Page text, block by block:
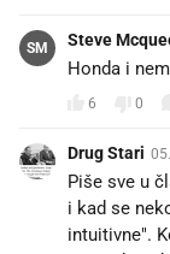
SM Steve
Honda i
6 0
Drug Stari
Piše sve u
i kad se
intuitivne".